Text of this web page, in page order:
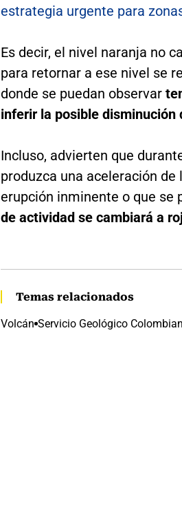
estrategia urgente para
Es decir, el nivel naranja no
para retornar a ese nivel se
donde se puedan observar
inferir la posible disminución
Incluso, advierten que
produzca una aceleración
erupción inminente o que se
de actividad se cambiará a
Temas relacionados
Volcán Servicio Geológico